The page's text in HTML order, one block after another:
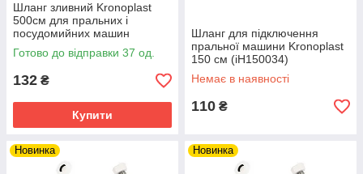
Шланг зливний Kronoplast
500см для пральних і
посудомийних машин
Готово до відправки 37 од.
132 ₴
Купити
Шланг для підключення
пральної машини Kronoplast
150 см (іH150034)
Немає в наявності
110 ₴
Новинка Новинка